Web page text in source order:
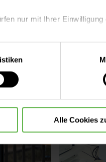
nur mit Ihrer Einwilligung
eine individuelle Auswahl
in die
Alle Cookies